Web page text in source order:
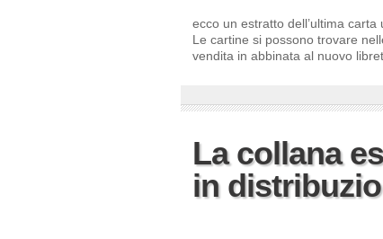
ecco un estratto dell’ultima
Le cartine si possono trovare
vendita in abbinata al nuovo
La collana
in